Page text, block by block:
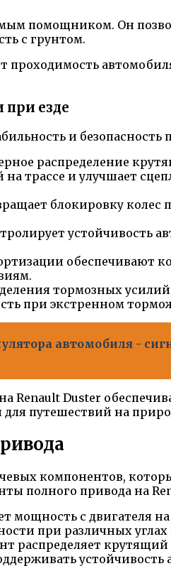
помощником. Он
с грунтом.
при езде
и
распределение
трассе и улучшает
блокировку
устойчивость
обеспечивают
тормозных
при экстренном
автомобиля -
Renault Duster
путешествий на
компонентов,
полного привода на
мощность с двигателя
при различных
распределяет
устойчивость